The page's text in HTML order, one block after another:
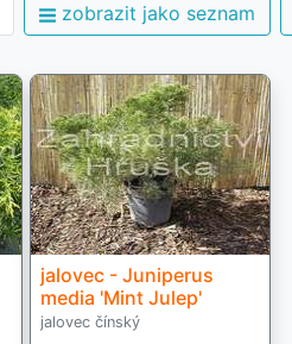
zobrazit jako seznam
jalovec - Juniperus
media 'Mint Julep'
jalovec čínský